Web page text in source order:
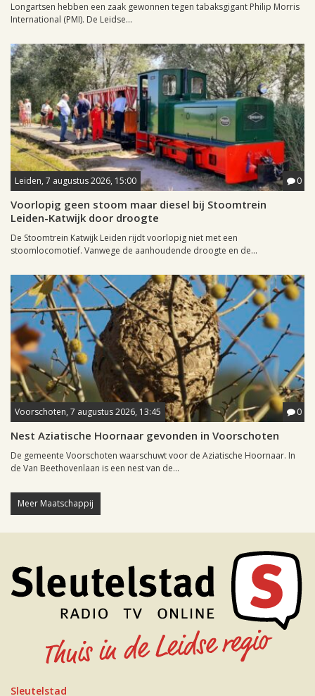
Longartsen hebben een zaak gewonnen tegen tabaksgigant Philip Morris
International (PMI). De Leidse...
Leiden, 7 augustus 2026, 15:00 0
Voorlopig geen stoom maar diesel bij Stoomtrein
Leiden-Katwijk door droogte
De Stoomtrein Katwijk Leiden rijdt voorlopig niet met een
stoomlocomotief. Vanwege de aanhoudende droogte en de...
Voorschoten, 7 augustus 2026, 13:45 0
Nest Aziatische Hoornaar gevonden in Voorschoten
De gemeente Voorschoten waarschuwt voor de Aziatische Hoornaar. In
de Van Beethovenlaan is een nest van de...
Meer Maatschappij
Sleutelstad